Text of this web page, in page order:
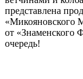
представлена
«Микояновского
от «Знаменского
очередь!